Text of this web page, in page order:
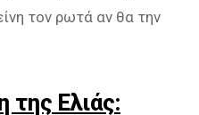
τον ρωτά αν θα την
της Ελιάς: